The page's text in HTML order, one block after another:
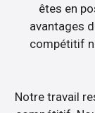
êtes en
avantages
compétitif
Notre travail